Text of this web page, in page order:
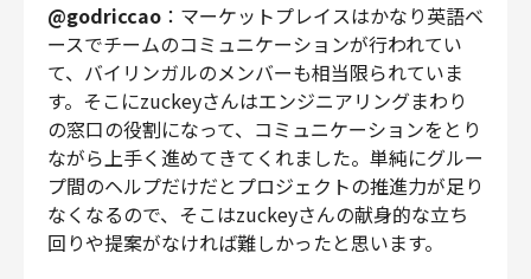
@godriccao ：マーケットプレイスはかなり英語ベ
ースでチームのコミュニケーションが行われてい
て、バイリンガルのメンバーも相当限られていま
す。そこにzuckeyさんはエンジニアリングまわり
の窓口の役割になって、コミュニケーションをとり
ながら上手く進めてきてくれました。単純にグルー
プ間のヘルプだけだとプロジェクトの推進力が足り
なくなるので、そこはzuckeyさんの献身的な立ち
回りや提案がなければ難しかったと思います。